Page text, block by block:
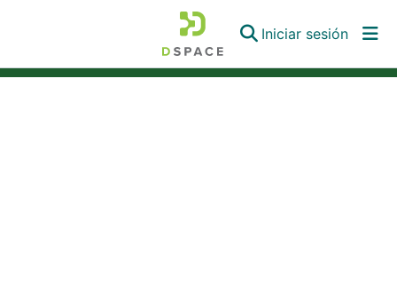
Iniciar sesión